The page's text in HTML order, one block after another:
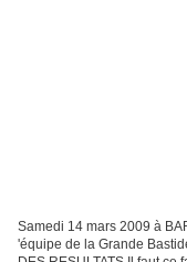
Samedi 14 mars 2009 à
'équipe de la Grande